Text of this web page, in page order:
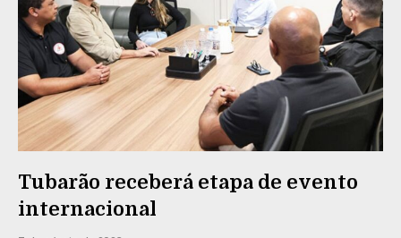
Tubarão receberá etapa de evento
internacional